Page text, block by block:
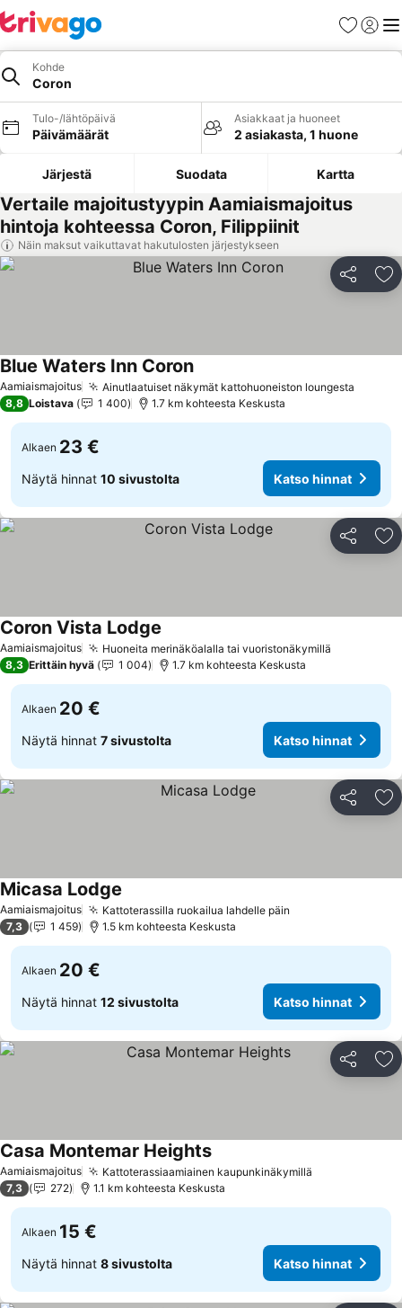
Suosikit
Kohde
Coron
Tulo-/lähtöpäivä
Päivämäärät
Asiakkaat ja huoneet
2 asiakasta, 1 huone
Järjestä Suodata Kartta
Vertaile majoitustyypin Aamiaismajoitus
hintoja kohteessa Coron, Filippiinit
Näin maksut vaikuttavat hakutulosten järjestykseen
Jaa
Aamiaismajoitus Ainutlaatuiset näkymät kattohuoneiston loungesta
Blue Waters Inn CoronKatso hinnat
8,8 Loistava 1 400 1.7 km kohteesta Keskusta
Alkaen 23 €
Näytä hinnat 10 sivustolta Katso hinnat
Jaa
Aamiaismajoitus Huoneita merinäköalalla tai vuoristonäkymillä
Coron Vista Lodge
8,3 Erittäin hyvä 1 004 1.7 km kohteesta Keskusta
Alkaen 20 €
Näytä hinnat 7 sivustolta Katso hinnat
Jaa
Aamiaismajoitus Kattoterassilla ruokailua lahdelle päin
Micasa Lodge
7,3 1 459 1.5 km kohteesta Keskusta
Alkaen 20 €
Näytä hinnat 12 sivustolta Katso hinnat
Jaa
Aamiaismajoitus Kattoterassiaamiainen kaupunkinäkymillä
Casa Montemar HeightsKatso hinnat
7,3 272 1.1 km kohteesta Keskusta
Alkaen 15 €
Näytä hinnat 8 sivustolta Katso hinnat